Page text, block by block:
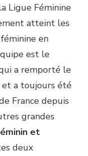
Ligue Féminine
atteint les
en
est le
a remporté le
et a toujours été
France depuis
grandes
et
deux